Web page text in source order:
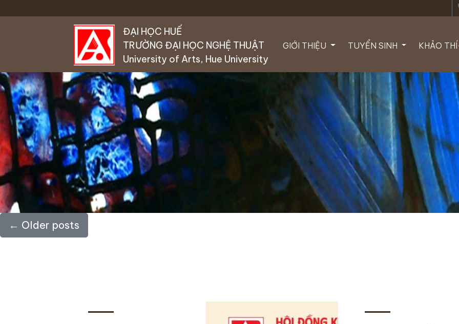
ĐẠI HỌC HUẾ
TRƯỜNG ĐẠI HỌC NGHỆ THUẬT
University of Arts, Hue University
GIỚI THIỆU TUYỂN SINH KHẢO
← Older posts